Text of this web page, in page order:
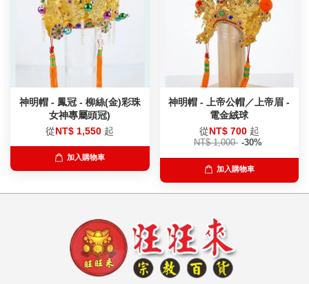
神明帽 - 鳳冠 - 柳絲(金)彩珠
女神專屬頭冠)
從NT$ 1,550 起
加入購物車
神明帽 - 上帝公帽／上帝眉 -
電金絨球
從NT$ 700 起
NT$ 1,000 -30%
加入購物車